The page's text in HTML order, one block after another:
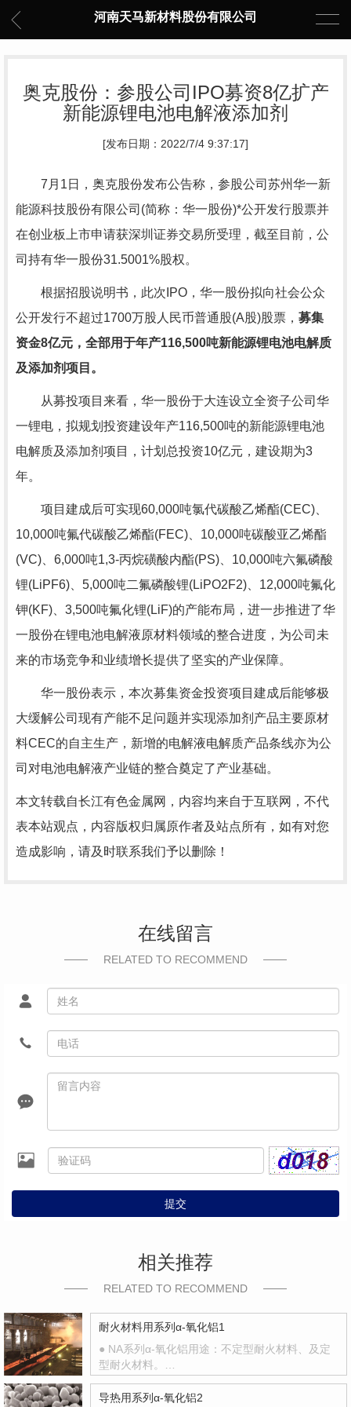
河南天马新材料股份有限公司
奥克股份：参股公司IPO募资8亿扩产
新能源锂电池电解液添加剂
[发布日期：2022/7/4 9:37:17]
7月1日，奥克股份发布公告称，参股公司苏州华一新
能源科技股份有限公司(简称：华一股份)*公开发行股票并
在创业板上市申请获深圳证券交易所受理，截至目前，公
司持有华一股份31.5001%股权。
根据招股说明书，此次IPO，华一股份拟向社会公众
公开发行不超过1700万股人民币普通股(A股)股票， 募集
资金8亿元，全部用于年产116,500吨新能源锂电池电解质
及添加剂项目。
从募投项目来看，华一股份于大连设立全资子公司华
一锂电，拟规划投资建设年产116,500吨的新能源锂电池
电解质及添加剂项目，计划总投资10亿元，建设期为3
年。
项目建成后可实现60,000吨氯代碳酸乙烯酯(CEC)、
10,000吨氟代碳酸乙烯酯(FEC)、10,000吨碳酸亚乙烯酯
(VC)、6,000吨1,3-丙烷磺酸内酯(PS)、10,000吨六氟磷酸
锂(LiPF6)、5,000吨二氟磷酸锂(LiPO2F2)、12,000吨氟化
钾(KF)、3,500吨氟化锂(LiF)的产能布局，进一步推进了华
一股份在锂电池电解液原材料领域的整合进度，为公司未
来的市场竞争和业绩增长提供了坚实的产业保障。
华一股份表示，本次募集资金投资项目建成后能够极
大缓解公司现有产能不足问题并实现添加剂产品主要原材
料CEC的自主生产，新增的电解液电解质产品条线亦为公
司对电池电解液产业链的整合奠定了产业基础。
本文转载自长江有色金属网，内容均来自于互联网，不代
表本站观点，内容版权归属原作者及站点所有，如有对您
造成影响，请及时联系我们予以删除！
在线留言
RELATED TO RECOMMEND
提交
相关推荐
RELATED TO RECOMMEND
耐火材料用系列α-氧化铝1
● NA系列α-氧化铝用途：不定型耐火材料、及定
型耐火材料。…
导热用系列α-氧化铝2